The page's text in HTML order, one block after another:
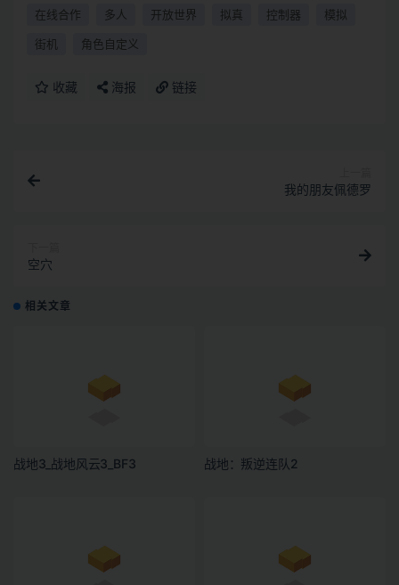
在线合作 多人 开放世界 拟真 控制器 模拟
街机 角色自定义
收藏 海报 链接
我的朋友佩德罗
空穴
相关文章
战地3_战地风云3_BF3 战地：叛逆连队2